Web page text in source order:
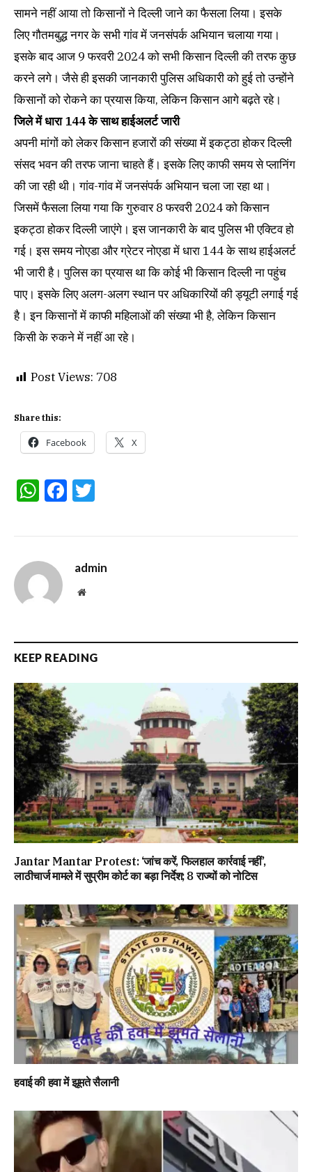
सामने नहीं आया तो किसानों ने दिल्ली जाने का फैसला लिया। इसके
लिए गौतमबुद्ध नगर के सभी गांव में जनसंपर्क अभियान चलाया गया।
इसके बाद आज 9 फरवरी 2024 को सभी किसान दिल्ली की तरफ कुछ
करने लगे। जैसे ही इसकी जानकारी पुलिस अधिकारी को हुई तो उन्होंने
किसानों को रोकने का प्रयास किया, लेकिन किसान आगे बढ़ते रहे।
जिले में धारा 144 के साथ हाईअलर्ट जारी
अपनी मांगों को लेकर किसान हजारों की संख्या में इकट्ठा होकर दिल्ली
संसद भवन की तरफ जाना चाहते हैं। इसके लिए काफी समय से प्लानिंग
की जा रही थी। गांव-गांव में जनसंपर्क अभियान चला जा रहा था।
जिसमें फैसला लिया गया कि गुरुवार 8 फरवरी 2024 को किसान
इकट्ठा होकर दिल्ली जाएंगे। इस जानकारी के बाद पुलिस भी एक्टिव हो
गई। इस समय नोएडा और ग्रेटर नोएडा में धारा 144 के साथ हाईअलर्ट
भी जारी है। पुलिस का प्रयास था कि कोई भी किसान दिल्ली ना पहुंच
पाए। इसके लिए अलग-अलग स्थान पर अधिकारियों की ड्यूटी लगाई गई
है। इन किसानों में काफी महिलाओं की संख्या भी है, लेकिन किसान
किसी के रुकने में नहीं आ रहे।
Post Views: 708
Share this:
Facebook X
WhatsApp
Facebook
admin
Website
KEEP READING
Jantar Mantar Protest: ‘जांच करें, फिलहाल कार्रवाई नहीं’,
लाठीचार्ज मामले में सुप्रीम कोर्ट का बड़ा निर्देश; 8 राज्यों को नोटिस
हवाई की हवा में झूमते सैलानी